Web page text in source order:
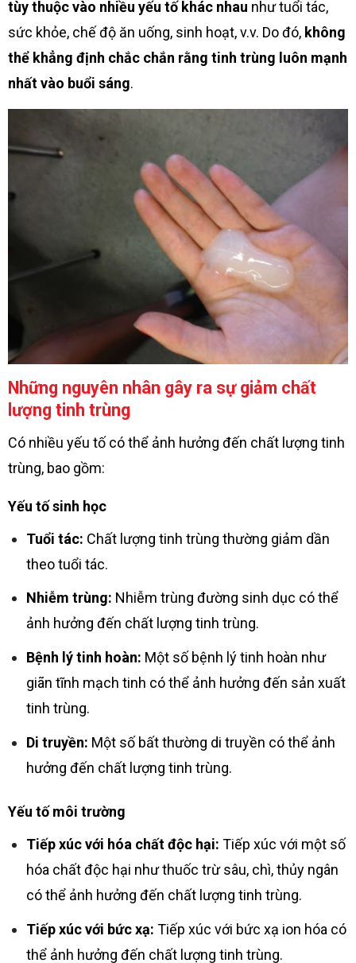
tùy thuộc vào nhiều yếu tố khác nhau như tuổi tác,
sức khỏe, chế độ ăn uống, sinh hoạt, v.v. Do đó, không
thể khẳng định chắc chắn rằng tinh trùng luôn mạnh
nhất vào buổi sáng.
Những nguyên nhân gây ra sự giảm chất
lượng tinh trùng
Có nhiều yếu tố có thể ảnh hưởng đến chất lượng tinh
trùng, bao gồm:
Yếu tố sinh học
Tuổi tác: Chất lượng tinh trùng thường giảm dần
theo tuổi tác.
Nhiễm trùng: Nhiễm trùng đường sinh dục có thể
ảnh hưởng đến chất lượng tinh trùng.
Bệnh lý tinh hoàn: Một số bệnh lý tinh hoàn như
giãn tĩnh mạch tinh có thể ảnh hưởng đến sản xuất
tinh trùng.
Di truyền: Một số bất thường di truyền có thể ảnh
hưởng đến chất lượng tinh trùng.
Yếu tố môi trường
Tiếp xúc với hóa chất độc hại: Tiếp xúc với một số
hóa chất độc hại như thuốc trừ sâu, chì, thủy ngân
có thể ảnh hưởng đến chất lượng tinh trùng.
Tiếp xúc với bức xạ: Tiếp xúc với bức xạ ion hóa có
thể ảnh hưởng đến chất lượng tinh trùng.